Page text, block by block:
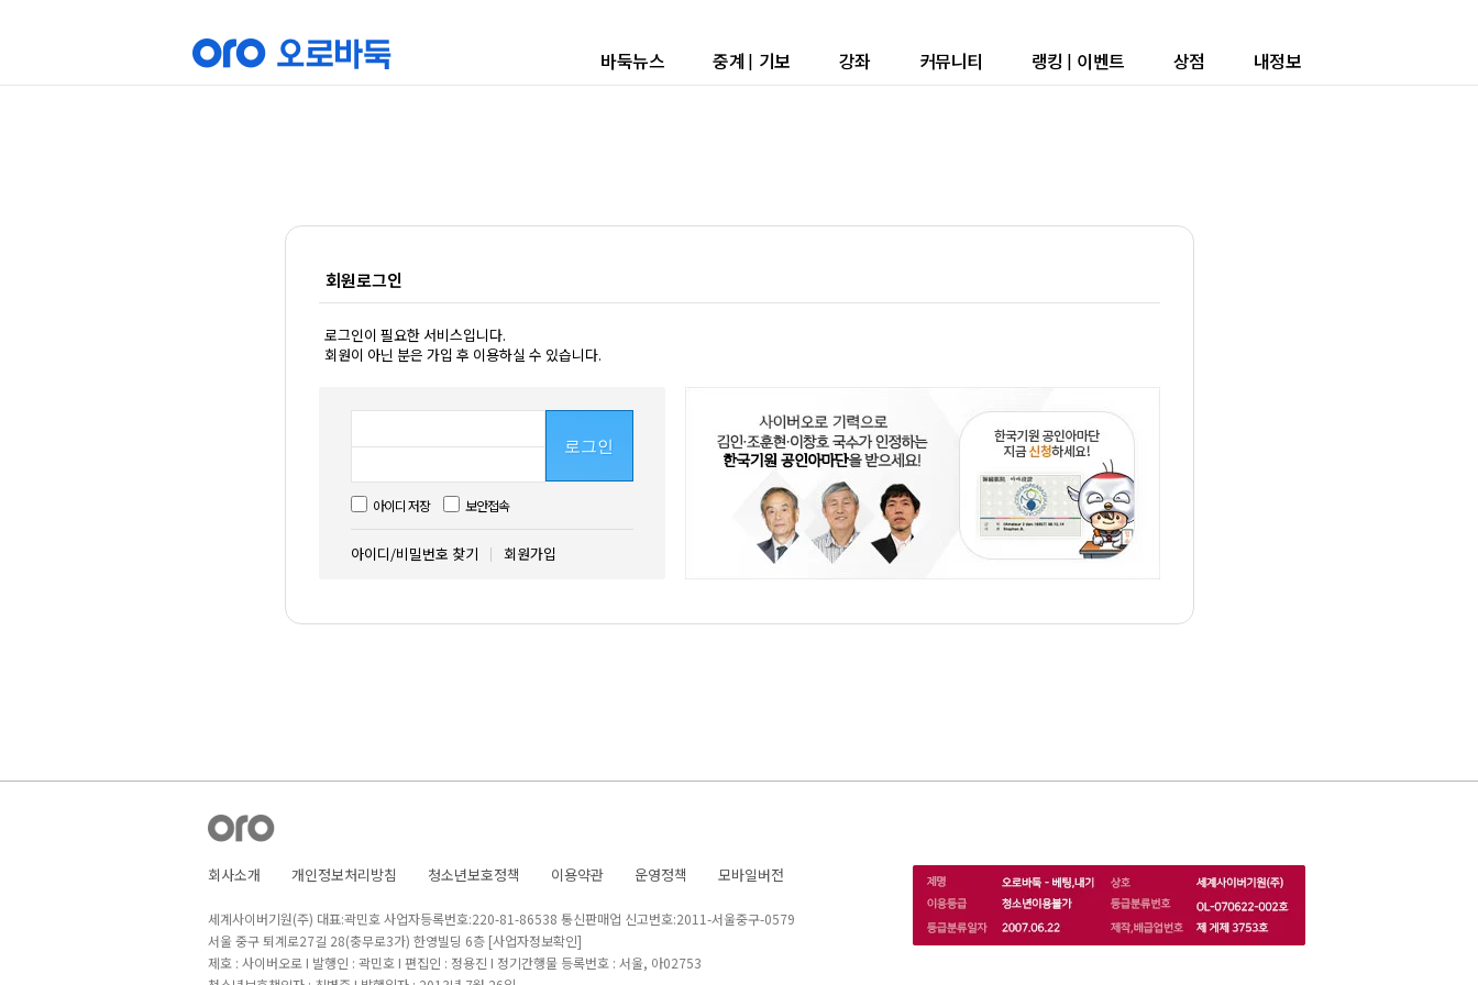
바둑뉴스 중계 | 기보 강좌 커뮤니티 랭킹 | 이벤트 상점 내정보
회원로그인
로그인이 필요한 서비스입니다.
회원이 아닌 분은 가입 후 이용하실 수 있습니다.
로그인
아이디 저장 보안접속
아이디/비밀번호 찾기 회원가입
회사소개 개인정보처리방침 청소년보호정책 이용약관 운영정책 모바일버전
세계사이버기원(주) 대표:곽민호 사업자등록번호:220-81-86538 통신판매업 신고번호:2011-서울중구-0579
서울 중구 퇴계로27길 28(충무로3가) 한영빌딩 6층 [사업자정보확인]
제호 : 사이버오로 I 발행인 : 곽민호 I 편집인 : 정용진 I 정기간행물 등록번호 : 서울, 아02753